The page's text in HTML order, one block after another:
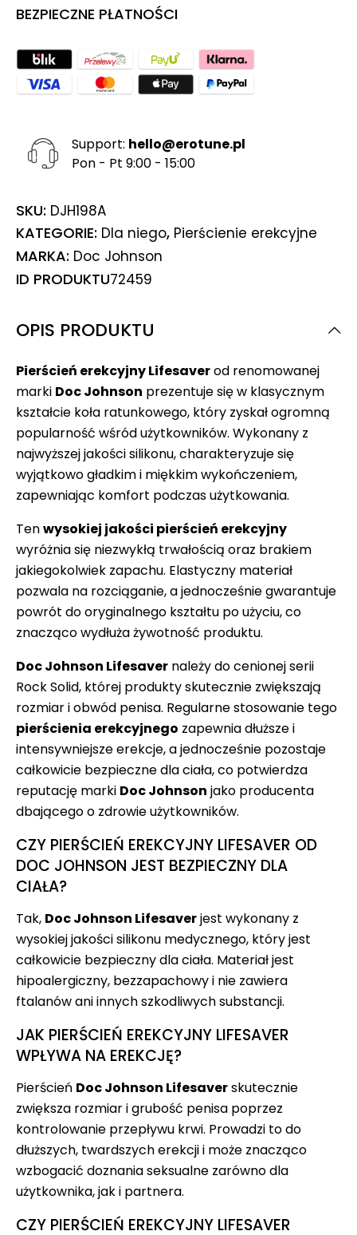
BEZPIECZNE PŁATNOŚCI
Support: hello@erotune.pl
Pon - Pt 9:00 - 15:00
SKU: DJH198A
KATEGORIE: Dla niego, Pierścienie erekcyjne
MARKA: Doc Johnson
ID PRODUKTU72459
OPIS PRODUKTU
Pierścień erekcyjny Lifesaverod renomowanej
marki Doc Johnson prezentuje się w klasycznym
kształcie koła ratunkowego, który zyskał ogromną
popularność wśród użytkowników. Wykonany z
najwyższej jakości silikonu, charakteryzuje się
wyjątkowo gładkim i miękkim wykończeniem,
zapewniając komfort podczas użytkowania.
Tenwysokiej jakości pierścień erekcyjny
wyróżnia się niezwykłą trwałością oraz brakiem
jakiegokolwiek zapachu. Elastyczny materiał
pozwala na rozciąganie, a jednocześnie gwarantuje
powrót do oryginalnego kształtu po użyciu, co
znacząco wydłuża żywotność produktu.
Doc Johnson Lifesaver należy do cenionej serii
Rock Solid, której produkty skutecznie zwiększają
rozmiar i obwód penisa. Regularne stosowanie tego
pierścienia erekcyjnego zapewnia dłuższe i
intensywniejsze erekcje, a jednocześnie pozostaje
całkowicie bezpieczne dla ciała, co potwierdza
reputację marki Doc Johnson jako producenta
dbającego o zdrowie użytkowników.
CZY PIERŚCIEŃ EREKCYJNY LIFESAVER OD
DOC JOHNSON JEST BEZPIECZNY DLA
CIAŁA?
Tak, Doc Johnson Lifesaverjest wykonany z
wysokiej jakości silikonu medycznego, który jest
całkowicie bezpieczny dla ciała. Materiał jest
hipoalergiczny, bezzapachowy i nie zawiera
ftalanów ani innych szkodliwych substancji.
JAK PIERŚCIEŃ EREKCYJNY LIFESAVER
WPŁYWA NA EREKCJĘ?
Pierścień Doc Johnson Lifesaverskutecznie
zwiększa rozmiar i grubość penisa poprzez
kontrolowanie przepływu krwi. Prowadzi to do
dłuższych, twardszych erekcji i może znacząco
wzbogacić doznania seksualne zarówno dla
użytkownika, jak i partnera.
CZY PIERŚCIEŃ EREKCYJNY LIFESAVER